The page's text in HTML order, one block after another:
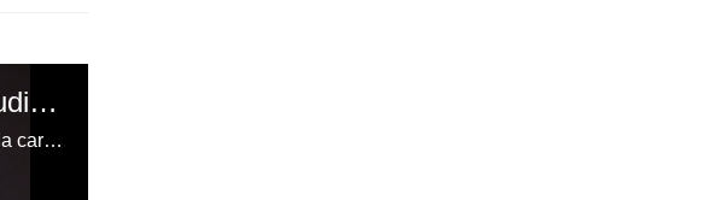
Gerard Piqué se pronuncia sobre los polémicos audios con Rubiales: “Lo que hicimos es legal”
En una rueda de prensa ofrecida en su canal de Twitch, Gerard Piqué dio la cara sobre los audios y su intermediación en organizar la Supercopa de España en Arabia Saudita.